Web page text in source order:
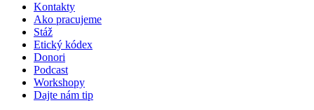
Kontakty
Ako pracujeme
Stáž
Etický kódex
Donori
Podcast
Workshopy
Dajte nám tip